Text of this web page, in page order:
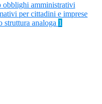
obblighi amministrativi
per cittadini e imprese
analoga 1